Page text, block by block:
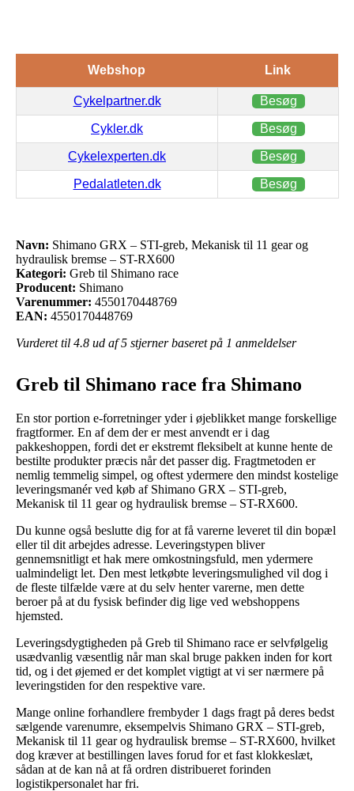
Webshop Link
Cykelpartner.dk Besøg
Cykler.dk Besøg
Cykelexperten.dk Besøg
Pedalatleten.dk Besøg
Navn: Shimano GRX – STI-greb, Mekanisk til 11 gear og
hydraulisk bremse – ST-RX600
Kategori: Greb til Shimano race
Producent: Shimano
Varenummer: 4550170448769
EAN: 4550170448769
Vurderet til 4.8 ud af 5 stjerner baseret på 1 anmeldelser
Greb til Shimano race fra Shimano
En stor portion e-forretninger yder i øjeblikket mange forskellige
fragtformer. En af dem der er mest anvendt er i dag
pakkeshoppen, fordi det er ekstremt fleksibelt at kunne hente de
bestilte produkter præcis når det passer dig. Fragtmetoden er
nemlig temmelig simpel, og oftest ydermere den mindst kostelige
leveringsmanér ved køb af Shimano GRX – STI-greb,
Mekanisk til 11 gear og hydraulisk bremse – ST-RX600.
Du kunne også beslutte dig for at få varerne leveret til din bopæl
eller til dit arbejdes adresse. Leveringstypen bliver
gennemsnitligt et hak mere omkostningsfuld, men ydermere
ualmindeligt let. Den mest letkøbte leveringsmulighed vil dog i
de fleste tilfælde være at du selv henter varerne, men dette
beroer på at du fysisk befinder dig lige ved webshoppens
hjemsted.
Leveringsdygtigheden på Greb til Shimano race er selvfølgelig
usædvanlig væsentlig når man skal bruge pakken inden for kort
tid, og i det øjemed er det komplet vigtigt at vi ser nærmere på
leveringstiden for den respektive vare.
Mange online forhandlere frembyder 1 dags fragt på deres bedst
sælgende varenumre, eksempelvis Shimano GRX – STI-greb,
Mekanisk til 11 gear og hydraulisk bremse – ST-RX600, hvilket
dog kræver at bestillingen laves forud for et fast klokkeslæt,
sådan at de kan nå at få ordren distribueret forinden
logistikpersonalet har fri.